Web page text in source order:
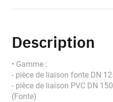
Description
• Gamme :
- pièce de liaison fonte DN
- pièce de liaison PVC DN
(Fonte)